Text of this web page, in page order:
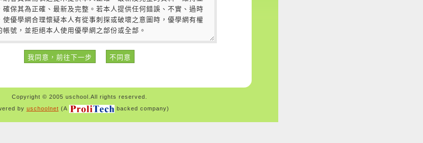
Copyright © 2005 uschool.All rights reserved.
by uschoolnet (A backed company)